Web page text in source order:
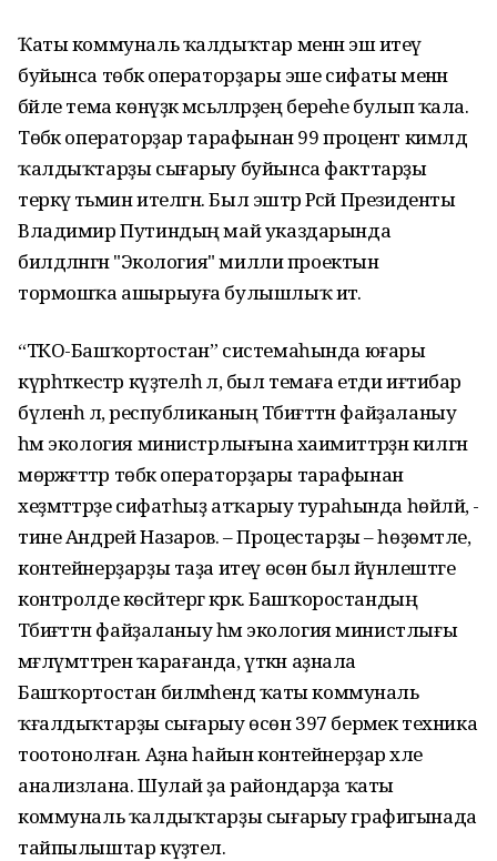
Ҡаты коммуналь ҡалдыҡтар менән эш итеү
буйынса төбәк операторҙары эше сифаты менән
бәйле тема көнүҙәк мәсьәләләрҙең береһе булып ҡала.
Төбәк операторҙар тарафынан 99 процент кимәлдә
ҡалдыҡтарҙы сығарыу буйынса факттарҙы
теркәү тәьмин ителгән. Был эштәр Рәсәй Президенты
Владимир Путиндың май указдарында
билдәләнгән "Экология" милли проектын
тормошҡа ашырыуға булышлыҡ итә.
“ТКО-Башҡортостан” системаһында юғары
күрһәткестәр күҙәтелһә лә, был темаға етди иғтибар
бүленһә лә, республиканың Тәбиғәттән файҙаланыу
һәм экология министрлығына хаимиәттәрҙән килгән
мөрәжәғәттәр төбәк операторҙары тарафынан
хеҙмәттәрҙе сифатһыҙ атҡарыу тураһында һөйләй, -
тине Андрей Назаров. – Процестарҙы – һөҙөмтәле,
контейнерҙарҙы таҙа итеү өсөн был йүнәлештәге
контролде көсәйтергә кәрәк. Башҡоростандың
Тәбиғәттән файҙаланыу һәм экология министлығы
мәғлүмәттәренә ҡарағанда, үткән аҙнала
Башҡортостан биләмәһендә ҡаты коммуналь
ҡғалдыҡтарҙы сығарыу өсөн 397 берәмек техника
тоотонолған. Аҙна һайын контейнерҙар хәле
анализлана. Шулай ҙа райондарҙа ҡаты
коммуналь ҡалдыҡтарҙы сығарыу графигынада
тайпылыштар күҙәтелә.